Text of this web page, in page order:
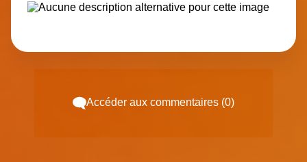
Accéder aux commentaires (0)